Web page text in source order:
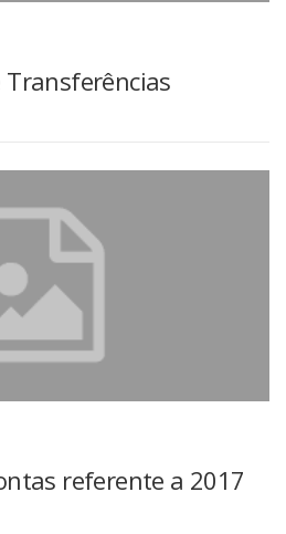
Transferências
referente a 2017